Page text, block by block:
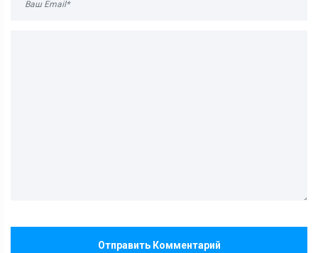
Отправить Комментарий